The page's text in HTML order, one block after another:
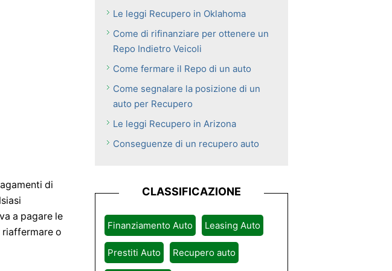
di
a pagare le
o
Le leggi Recupero in Oklahoma
Come di rifinanziare per ottenere un
Repo Indietro Veicoli
Come fermare il Repo di un auto
Come segnalare la posizione di un
auto per Recupero
Le leggi Recupero in Arizona
Conseguenze di un recupero auto
CLASSIFICAZIONE
Finanziamento Auto Leasing Auto
Prestiti Auto Recupero auto